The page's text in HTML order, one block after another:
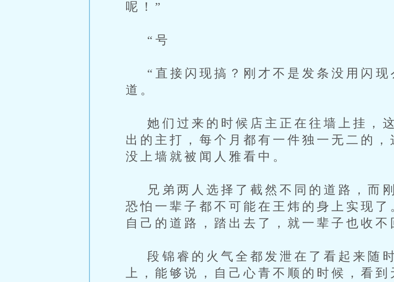
呢！”
“号
“直接闪现搞？刚才不是发条没用闪现
道。
她们过来的时候店主正在往墙上挂，
出的主打，每个月都有一件独一无二的
没上墙就被闻人雅看中。
兄弟两人选择了截然不同的道路，而刚
恐怕一辈子都不可能在王炜的身上实现了
自己的道路，踏出去了，就一辈子也收不
段锦睿的火气全都发泄在了看起来随
上，能够说，自己心青不顺的时候，看